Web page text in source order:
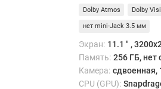
Dolby Atmos Dolby
нет mini-Jack 3.5 мм
Экран: 11.1 ″ ,
Память: 256 ГБ, нет
Камера:
CPU (GPU):